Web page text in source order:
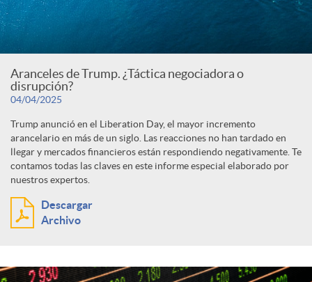
Aranceles de Trump. ¿Táctica negociadora o
disrupción?
04/04/2025
Trump anunció en el Liberation Day, el mayor incremento
arancelario en más de un siglo. Las reacciones no han tardado en
llegar y mercados financieros están respondiendo negativamente. Te
contamos todas las claves en este informe especial elaborado por
nuestros expertos.
Descargar
Archivo